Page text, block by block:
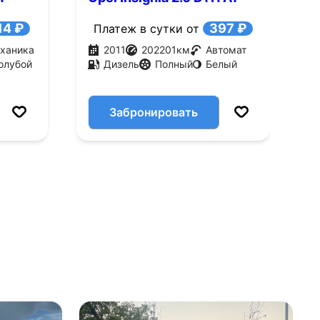
₽ Платеж в сутки от 397 ₽
2011 202201км
Автомат
Дизель
Полный Белый
Забронировать